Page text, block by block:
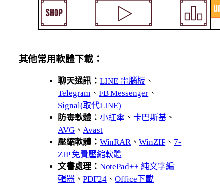
其他常用軟體下載：
聊天通訊：LINE 電腦板 、
Telegram 、FB Messenger 、
Signal(取代LINE)
防毒軟體：小紅傘 、卡巴斯基 、
AVG 、 Avast
壓縮軟體：WinRAR 、WinZIP 、 7-
ZIP 免費壓縮軟體
文書處理：NotePad++ 純文字編
輯器 、PDF24 、Office下載